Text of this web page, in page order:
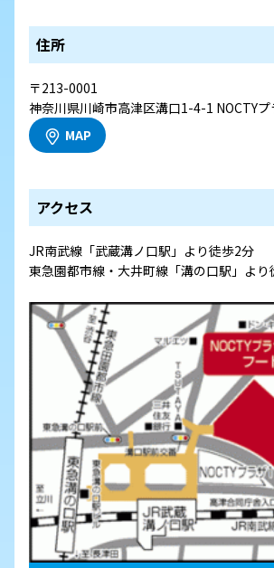
住所
〒213-0001
神奈川県川崎市高津区溝口1-4-1 NOCTYプ
MAP
アクセス
JR南武線「武蔵溝ノ口駅」より徒歩2分
東急園都市線・大井町線「溝の口駅」より